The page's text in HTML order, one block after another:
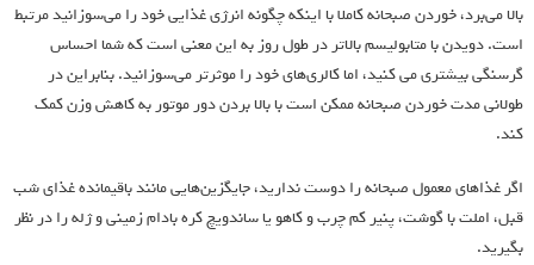
بالا می‌برد، خوردن صبحانه کاملا با اینکه چگونه انرژی غذایی خود را می‌سوزانید مرتبط
است. دویدن با متابولیسم بالاتر در طول روز به این معنی است که شما احساس
گرسنگی بیشتری می کنید، اما کالری‌های خود را موثرتر می‌سوزانید. بنابراین در
طولانی مدت خوردن صبحانه ممکن است با بالا بردن دور موتور به کاهش وزن کمک
کند.
اگر غذاهای معمول صبحانه را دوست ندارید، جایگزین‌هایی مانند باقیمانده غذای شب
قبل، املت با گوشت، پنیر کم چرب و کاهو یا ساندویچ کره بادام زمینی و ژله را در نظر
بگیرید.